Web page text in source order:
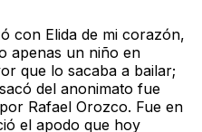
con Elida de mi corazón,
apenas un niño en
que lo sacaba a bailar;
del anonimato fue
Rafael Orozco. Fue en
el apodo que hoy